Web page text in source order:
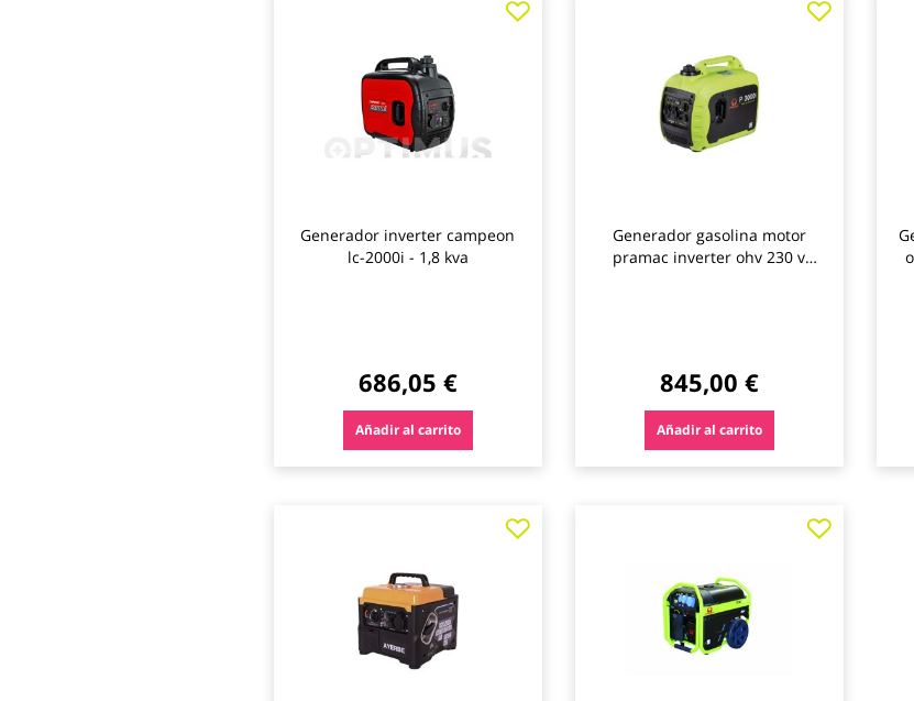
Generador inverter campeon
lc-2000i - 1,8 kva
686,05 €
Añadir al carrito
Generador gasolina motor
pramac inverter ohv 230 v
845,00 €
Añadir al carrito